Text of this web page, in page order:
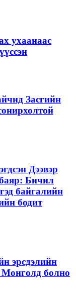
ухаанаас
Засгийн
Дээвэр
Бичил
байгалийн
бодит
эрсдэлийн
болно